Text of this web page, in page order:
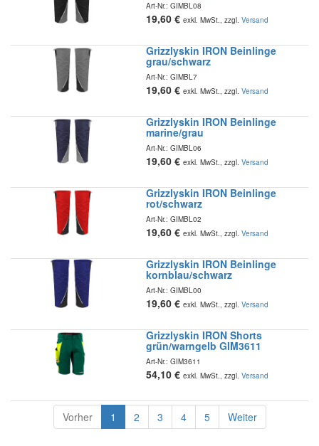
Art-Nr.: GIMBL08
19,60 € exkl. MwSt., zzgl. Versand
Grizzlyskin IRON Beinlinge
grau/schwarz
Art-Nr.: GIMBL7
19,60 € exkl. MwSt., zzgl. Versand
Grizzlyskin IRON Beinlinge
marine/grau
Art-Nr.: GIMBL06
19,60 € exkl. MwSt., zzgl. Versand
Grizzlyskin IRON Beinlinge
rot/schwarz
Art-Nr.: GIMBL02
19,60 € exkl. MwSt., zzgl. Versand
Grizzlyskin IRON Beinlinge
kornblau/schwarz
Art-Nr.: GIMBL00
19,60 € exkl. MwSt., zzgl. Versand
Grizzlyskin IRON Shorts
grün/warngelb GIM3611
Art-Nr.: GIM3611
54,10 € exkl. MwSt., zzgl. Versand
Vorher 1 2 3 4 5 Weiter